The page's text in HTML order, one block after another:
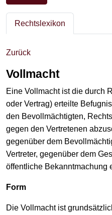
Rechtslexikon
Zurück
Vollmacht
Eine Vollmacht ist die durch
oder Vertrag) erteilte
den Bevollmächtigten,
gegen den Vertretenen
gegenüber dem
Vertreter, gegenüber dem
öffentliche Bekanntmachung
Form
Die Vollmacht ist